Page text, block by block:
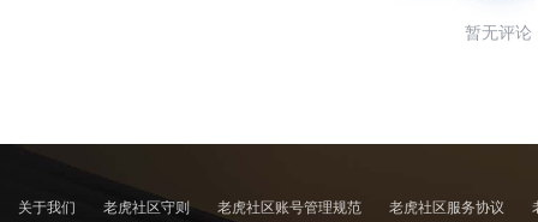
暂无评论
关于我们 老虎社区守则 老虎社区账号管理规范 老虎社区服务协议